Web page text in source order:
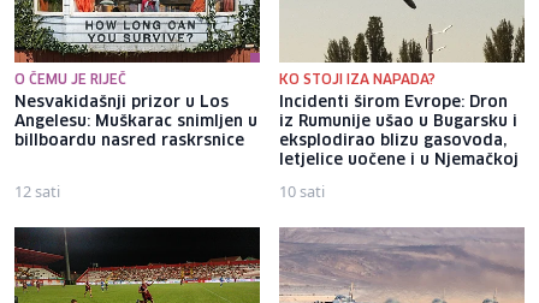
O ČEMU JE RIJEČ
Nesvakidašnji prizor u Los
Angelesu: Muškarac snimljen u
billboardu nasred raskrsnice
12 sati
KO STOJI IZA NAPADA?
Incidenti širom Evrope: Dron
iz Rumunije ušao u Bugarsku i
eksplodirao blizu gasovoda,
letjelice uočene i u Njemačkoj
10 sati